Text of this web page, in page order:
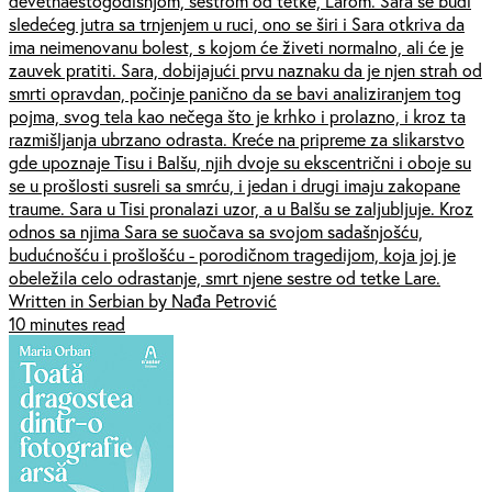
sledećeg jutra sa trnjenjem u ruci, ono se širi i Sara otkriva da
ima neimenovanu bolest, s kojom će živeti normalno, ali će je
zauvek pratiti. Sara, dobijajući prvu naznaku da je njen strah od
smrti opravdan, počinje panično da se bavi analiziranjem tog
pojma, svog tela kao nečega što je krhko i prolazno, i kroz ta
razmišljanja ubrzano odrasta. Kreće na pripreme za slikarstvo
gde upoznaje Tisu i Balšu, njih dvoje su ekscentrični i oboje su
se u prošlosti susreli sa smrću, i jedan i drugi imaju zakopane
traume. Sara u Tisi pronalazi uzor, a u Balšu se zaljubljuje. Kroz
odnos sa njima Sara se suočava sa svojom sadašnjošću,
budućnošću i prošlošću - porodičnom tragedijom, koja joj je
obeležila celo odrastanje, smrt njene sestre od tetke Lare.
Written in Serbian by Nađa Petrović
10 minutes read